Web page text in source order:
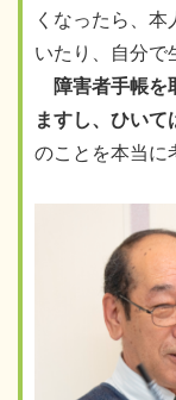
くなったら、
いたり、自分で
障害者手帳を
ますし、ひいて
のことを本当に